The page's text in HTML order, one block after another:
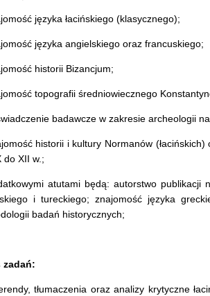
języka łacińskiego (klasycznego);
języka angielskiego oraz francuskiego;
historii Bizancjum;
topografii średniowiecznego
badawcze w zakresie archeologii
historii i kultury Normanów
do XII w.;
atutami będą: autorstwo publikacji
i tureckiego; znajomość języka
badań historycznych;
zadań:
tłumaczenia oraz analizy krytyczne